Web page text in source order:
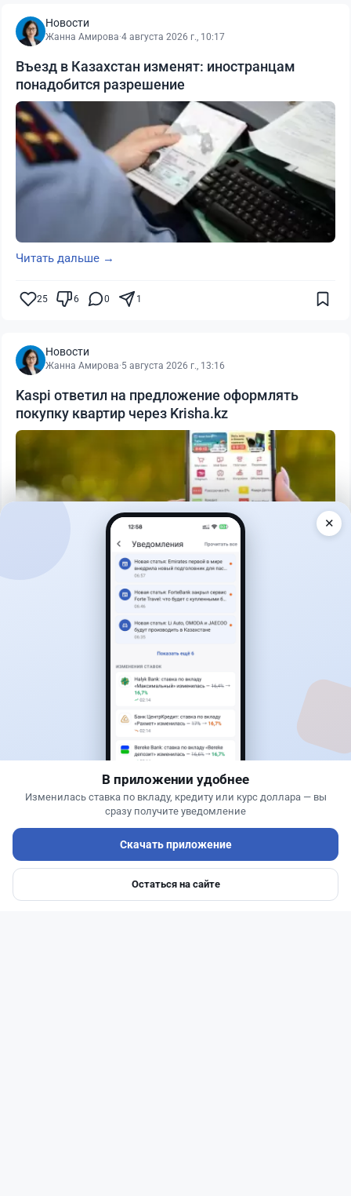
Новости
Жанна Амирова·4 августа 2026 г., 10:17
Въезд в Казахстан изменят: иностранцам
понадобится разрешение
Читать дальше →
25 6 0 1
Новости
Жанна Амирова·5 августа 2026 г., 13:16
Kaspi ответил на предложение оформлять
покупку квартир через Krisha.kz
12
3 августа 2026 г., 22:30
Почему Китай вкладывает миллиарды в недра
Казахстана и что получит страна
Ипотеки Авто
✕
В приложении удобнее
Изменилась ставка по вкладу, кредиту или курс доллара — вы
сразу получите уведомление
Скачать приложение
Остаться на сайте